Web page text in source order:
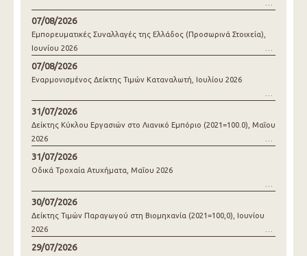
07/08/2026
Εμπορευματικές Συναλλαγές της Ελλάδος (Προσωρινά Στοιχεία),
Ιουνίου 2026
07/08/2026
Εναρμονισμένος Δείκτης Τιμών Καταναλωτή, Ιουλίου 2026
31/07/2026
Δείκτης Κύκλου Εργασιών στο Λιανικό Εμπόριο (2021=100.0), Μαΐου
2026
31/07/2026
Οδικά Τροχαία Ατυχήματα, Μαΐου 2026
30/07/2026
Δείκτης Τιμών Παραγωγού στη Βιομηχανία (2021=100,0), Ιουνίου
2026
29/07/2026